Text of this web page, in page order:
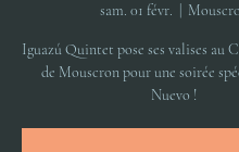
sam. 01 févr.
Iguazú Quintet pose ses valises au
de Mouscron pour une soirée
Nuevo !